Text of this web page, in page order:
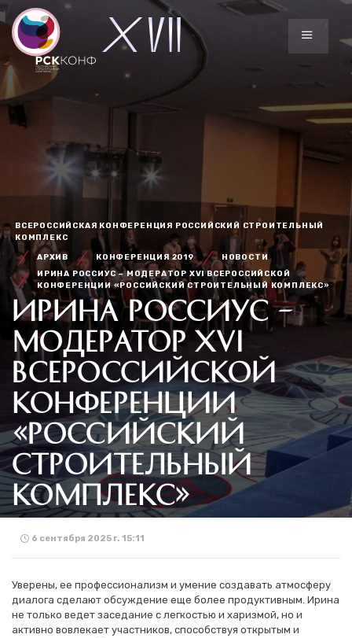
ВСЕРОССИЙСКАЯ КОНФЕРЕНЦИЯ РОССИЙСКИЙ СТРОИТЕЛЬНЫЙ
КОМПЛЕКС
АРХИВ КОНФЕРЕНЦИЯ 2019
НОВОСТИ
ИРИНА РОССИУС – МОДЕРАТОР XVI ВСЕРОССИЙСКОЙ
КОНФЕРЕНЦИИ «РОССИЙСКИЙ СТРОИТЕЛЬНЫЙ КОМПЛЕКС»
ИРИНА РОССИУС –
МОДЕРАТОР XVI
ВСЕРОССИЙСКОЙ
КОНФЕРЕНЦИИ
«РОССИЙСКИЙ
СТРОИТЕЛЬНЫЙ
КОМПЛЕКС»
6 сентября 2025 г. 15:11
Уверены, ее профессионализм и умение создавать атмосферу
диалога сделают обсуждение еще более продуктивным. Ирина
не только ведет заседание с легкостью и харизмой, но и
активно вовлекает участников, способствуя открытым и